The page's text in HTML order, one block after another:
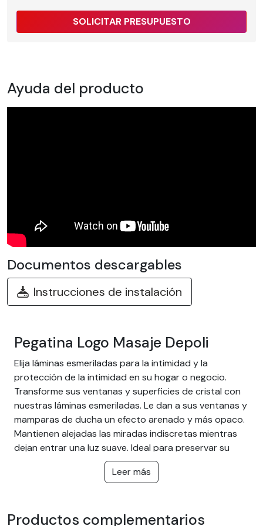
SOLICITAR PRESUPUESTO
Ayuda del producto
Documentos descargables
Instrucciones de instalación
Pegatina Logo Masaje Depoli
Elija láminas esmeriladas para la intimidad y la
protección de la intimidad en su hogar o negocio.
Transforme sus ventanas y superficies de cristal con
nuestras láminas esmeriladas. Le dan a sus ventanas y
mamparas de ducha un efecto arenado y más opaco.
Mantienen alejadas las miradas indiscretas mientras
dejan entrar una luz suave. Ideal para preservar su
intimidad sin oscurecer la habitación y protegerle de
las miradas del exterior.
esmeriladas:
Leer más
Productos complementarios